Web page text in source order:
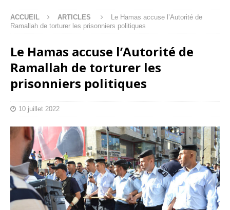
ACCUEIL ARTICLES
Le Hamas accuse l’Autorité de
Ramallah de torturer les prisonniers politiques
Le Hamas accuse l’Autorité de
Ramallah de torturer les
prisonniers politiques
10 juillet 2022